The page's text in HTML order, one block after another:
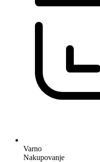
Varno
Nakupovanje